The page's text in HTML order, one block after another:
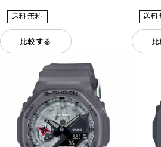
比較する